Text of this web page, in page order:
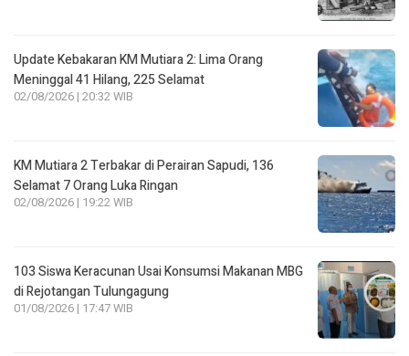
Update Kebakaran KM Mutiara 2: Lima Orang
Meninggal 41 Hilang, 225 Selamat
02/08/2026 | 20:32 WIB
KM Mutiara 2 Terbakar di Perairan Sapudi, 136
Selamat 7 Orang Luka Ringan
02/08/2026 | 19:22 WIB
103 Siswa Keracunan Usai Konsumsi Makanan MBG
di Rejotangan Tulungagung
01/08/2026 | 17:47 WIB